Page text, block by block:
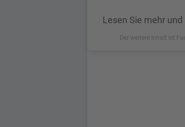
Lesen Sie mehr
Der weitere Inhalt ist